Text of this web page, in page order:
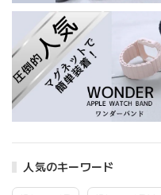
人気のキーワード